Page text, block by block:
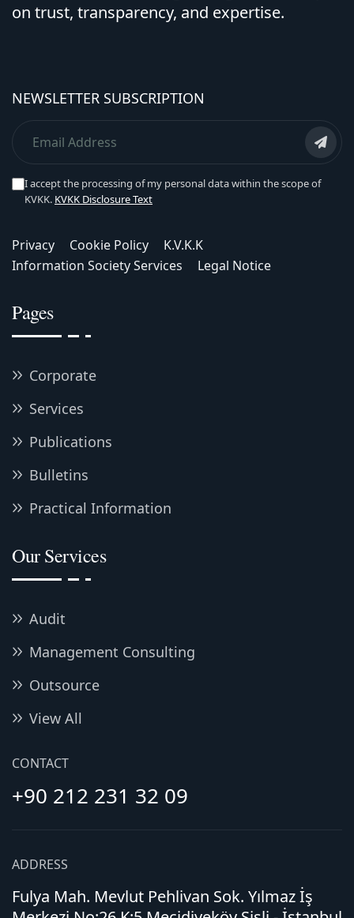
on trust, transparency, and expertise.
NEWSLETTER SUBSCRIPTION
I accept the processing of my personal data within the scope of
KVKK. KVKK Disclosure Text
Privacy Cookie Policy
K.V.K.K
Information Society Services
Legal Notice
Pages
Corporate
Services
Publications
Bulletins
Practical Information
Our Services
Audit
Management Consulting
Outsource
View All
CONTACT
+90 212 231 32 09
ADDRESS
Fulya Mah. Mevlut Pehlivan Sok. Yılmaz İş